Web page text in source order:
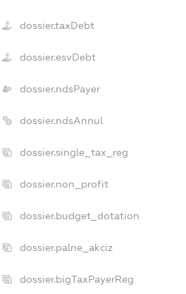
dossier.taxDebt
dossier.esvDebt
dossier.ndsPayer
dossier.ndsAnnul
dossier.single_tax_reg
dossier.non_profit
dossier.budget_dotation
dossier.palne_akciz
dossier.bigTaxPayerReg